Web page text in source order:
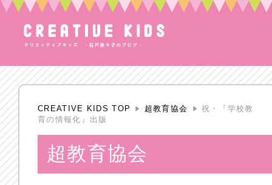
CREATIVE KIDS TOP 超教育協会
祝・『学校教
育の情報化』出版
超教育協会